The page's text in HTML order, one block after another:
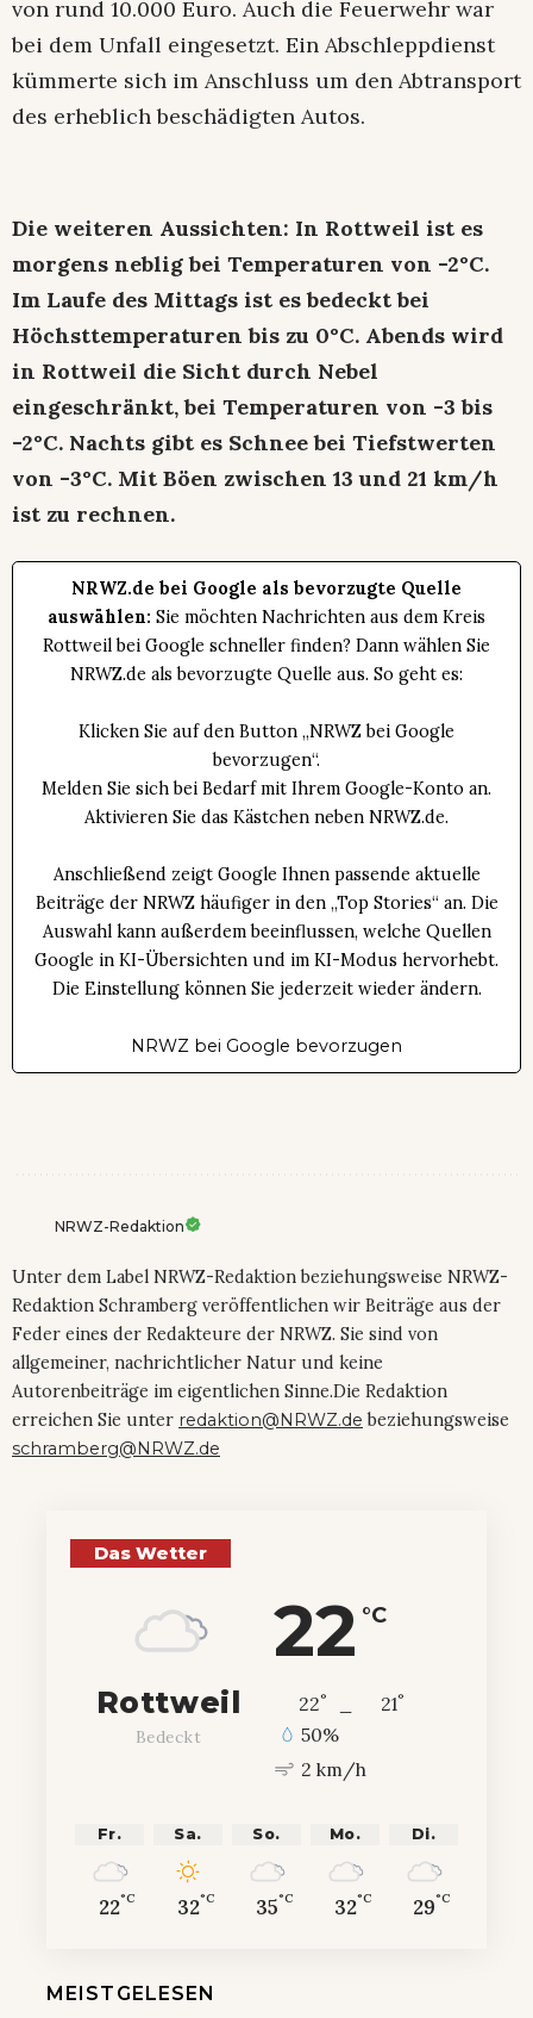
von rund 10.000 Euro. Auch die Feuerwehr war
bei dem Unfall eingesetzt. Ein Abschleppdienst
kümmerte sich im Anschluss um den Abtransport
des erheblich beschädigten Autos.
Die weiteren Aussichten: In Rottweil ist es
morgens neblig bei Temperaturen von -2°C.
Im Laufe des Mittags ist es bedeckt bei
Höchsttemperaturen bis zu 0°C. Abends wird
in Rottweil die Sicht durch Nebel
eingeschränkt, bei Temperaturen von -3 bis
-2°C. Nachts gibt es Schnee bei Tiefstwerten
von -3°C. Mit Böen zwischen 13 und 21 km/h
ist zu rechnen.
NRWZ.de bei Google als bevorzugte Quelle
auswählen: Sie möchten Nachrichten aus dem Kreis
Rottweil bei Google schneller finden? Dann wählen Sie
NRWZ.de als bevorzugte Quelle aus. So geht es:
Klicken Sie auf den Button „NRWZ bei Google
bevorzugen“.
Melden Sie sich bei Bedarf mit Ihrem Google-Konto an.
Aktivieren Sie das Kästchen neben NRWZ.de.
Anschließend zeigt Google Ihnen passende aktuelle
Beiträge der NRWZ häufiger in den „Top Stories“ an. Die
Auswahl kann außerdem beeinflussen, welche Quellen
Google in KI-Übersichten und im KI-Modus hervorhebt.
Die Einstellung können Sie jederzeit wieder ändern.
NRWZ bei Google bevorzugen
NRWZ-Redaktion
Unter dem Label NRWZ-Redaktion beziehungsweise NRWZ-
Redaktion Schramberg veröffentlichen wir Beiträge aus der
Feder eines der Redakteure der NRWZ. Sie sind von
allgemeiner, nachrichtlicher Natur und keine
Autorenbeiträge im eigentlichen Sinne.Die Redaktion
erreichen Sie unter redaktion@NRWZ.de beziehungsweise
schramberg@NRWZ.de
Das Wetter
22 °C
Rottweil
Bedeckt
22° 21°
50%
2 km/h
Fr.
22°C
Sa.
32°C
So.
35°C
Mo.
32°C
Di.
29°C
MEISTGELESEN